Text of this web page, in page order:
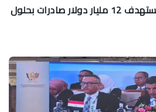
غرفة الملابس الجاهزة تستهدف 12 مليار دولار صادرات بحلول